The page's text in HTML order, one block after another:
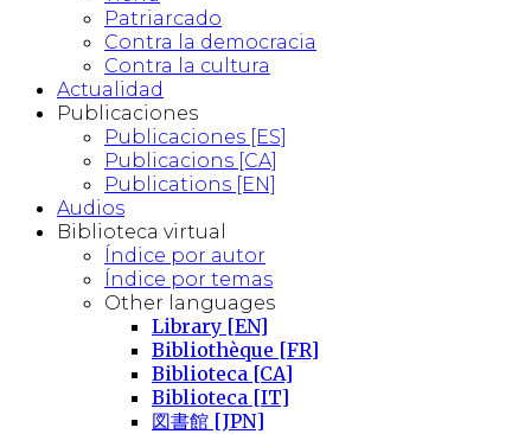
Patriarcado
Contra la democracia
Contra la cultura
Actualidad
Publicaciones
Publicaciones [ES]
Publicacions [CA]
Publications [EN]
Audios
Biblioteca virtual
Índice por autor
Índice por temas
Other languages
Library [EN]
Bibliothèque [FR]
Biblioteca [CA]
Biblioteca [IT]
図書館 [JPN]